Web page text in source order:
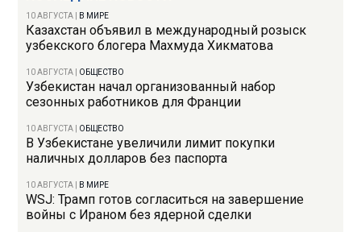
10 АВГУСТА В МИРЕ
Казахстан объявил в международный розыск
узбекского блогера Махмуда Хикматова
10 АВГУСТА ОБЩЕСТВО
Узбекистан начал организованный набор
сезонных работников для Франции
10 АВГУСТА ОБЩЕСТВО
В Узбекистане увеличили лимит покупки
наличных долларов без паспорта
10 АВГУСТА В МИРЕ
WSJ: Трамп готов согласиться на завершение
войны с Ираном без ядерной сделки